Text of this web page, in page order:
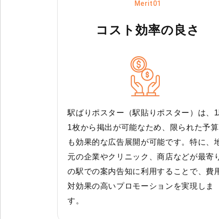
Merit01
コスト効率の良さ
駅ばりポスター（駅貼りポスター）は、
1枚から掲出が可能なため、限られた予
も効果的な広告展開が可能です。特に、
元の企業やクリニック、商店などが最寄
の駅での案内告知に利用することで、費
対効果の高いプロモーションを実現しま
す。